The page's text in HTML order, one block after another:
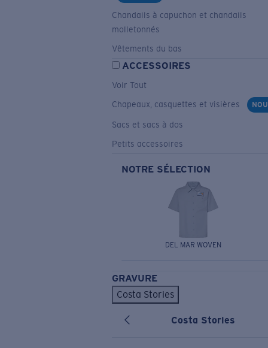
Chandails à capuchon et chandails
molletonnés
Vêtements du bas
ACCESSOIRES
Voir Tout
Chapeaux, casquettes et visières
Sacs et sacs à dos
Petits accessoires
NOTRE SÉLECTION
DEL MAR WOVEN
GRAVURE
Costa Stories
Costa Stories